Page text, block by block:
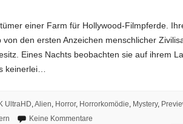
einer Farm für Hollywood-Filmpferde.
den ersten Anzeichen menschlicher
Eines Nachts beobachten sie auf ihrem
keinerlei…
UltraHD,Alien, Horror, Horrorkomödie, Mystery,
Keine Kommentare